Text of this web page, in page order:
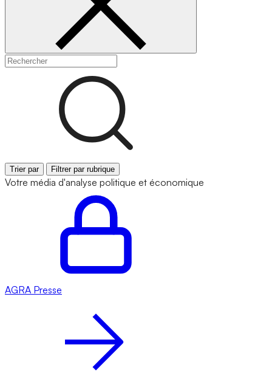
Trier par Filtrer par rubrique
Votre média d'analyse politique et économique
AGRA Presse